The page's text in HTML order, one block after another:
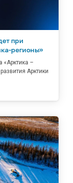
при
регионы»
«Арктика –
Арктики